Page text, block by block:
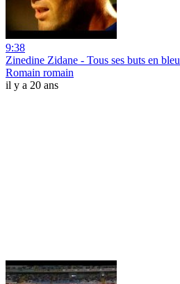
9:38
Zinedine Zidane - Tous ses buts en bleu
Romain romain
il y a 20 ans